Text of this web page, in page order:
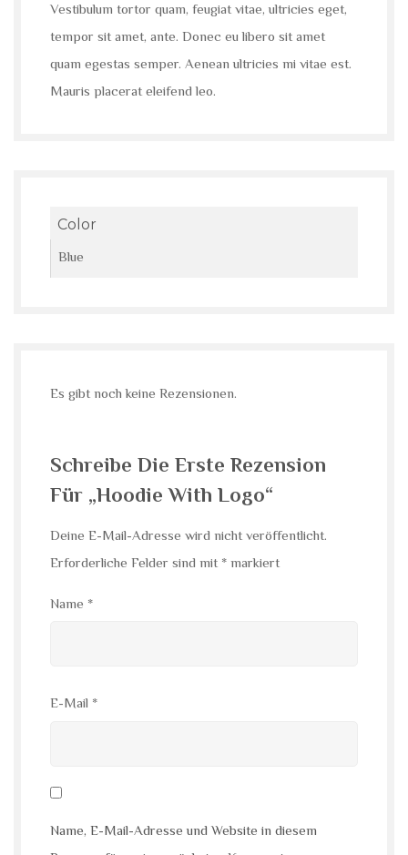
Vestibulum tortor quam, feugiat vitae, ultricies eget,
tempor sit amet, ante. Donec eu libero sit amet
quam egestas semper. Aenean ultricies mi vitae est.
Mauris placerat eleifend leo.
Color
Blue
Es gibt noch keine Rezensionen.
Schreibe Die Erste Rezension
Für „Hoodie With Logo“
Deine E-Mail-Adresse wird nicht veröffentlicht.
Erforderliche Felder sind mit * markiert
Name *
E-Mail *
Name, E-Mail-Adresse und Website in diesem